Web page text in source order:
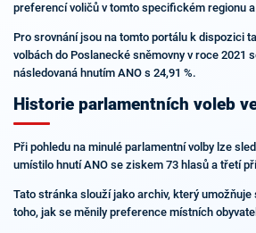
preferencí voličů v tomto specifickém regionu
Pro srovnání jsou na tomto portálu k dispozici
volbách do Poslanecké sněmovny v roce 2021
následovaná hnutím ANO s 24,91 %.
Historie parlamentních voleb
Při pohledu na minulé parlamentní volby lze
umístilo hnutí ANO se ziskem 73 hlasů a třetí
Tato stránka slouží jako archiv, který
toho, jak se měnily preference místních